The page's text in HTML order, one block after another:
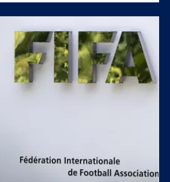
момент, в който шефът на
изправен пред остри критики
предложение за продажба
права за Световното
Ройтерс.